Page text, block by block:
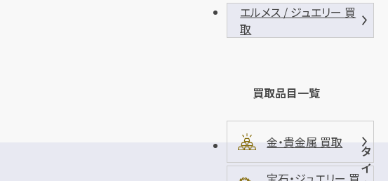
タ
イ
エルメス / ジュエリー 買
取
買取品目一覧
金・貴金属 買取